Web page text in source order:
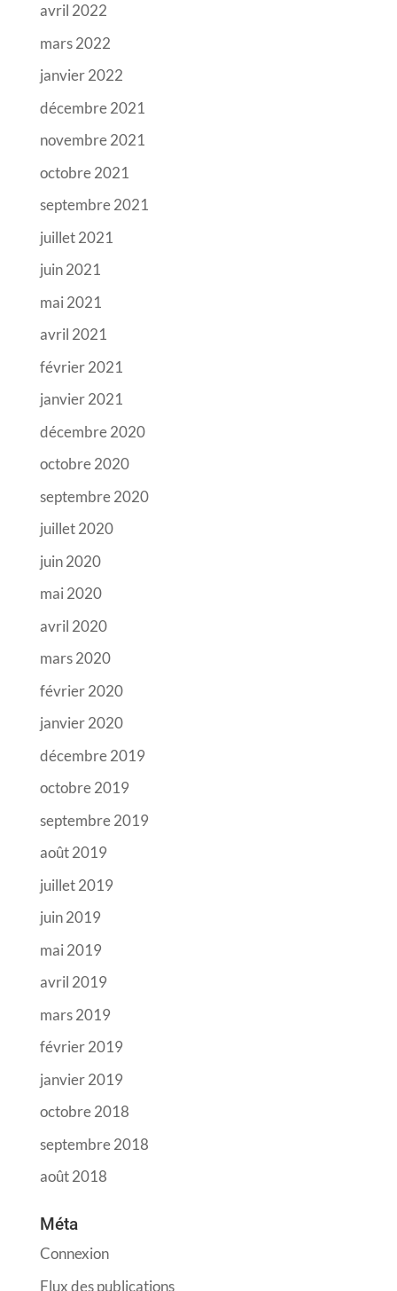
avril 2022
mars 2022
janvier 2022
décembre 2021
novembre 2021
octobre 2021
septembre 2021
juillet 2021
juin 2021
mai 2021
avril 2021
février 2021
janvier 2021
décembre 2020
octobre 2020
septembre 2020
juillet 2020
juin 2020
mai 2020
avril 2020
mars 2020
février 2020
janvier 2020
décembre 2019
octobre 2019
septembre 2019
août 2019
juillet 2019
juin 2019
mai 2019
avril 2019
mars 2019
février 2019
janvier 2019
octobre 2018
septembre 2018
août 2018
Méta
Connexion
Flux des publications